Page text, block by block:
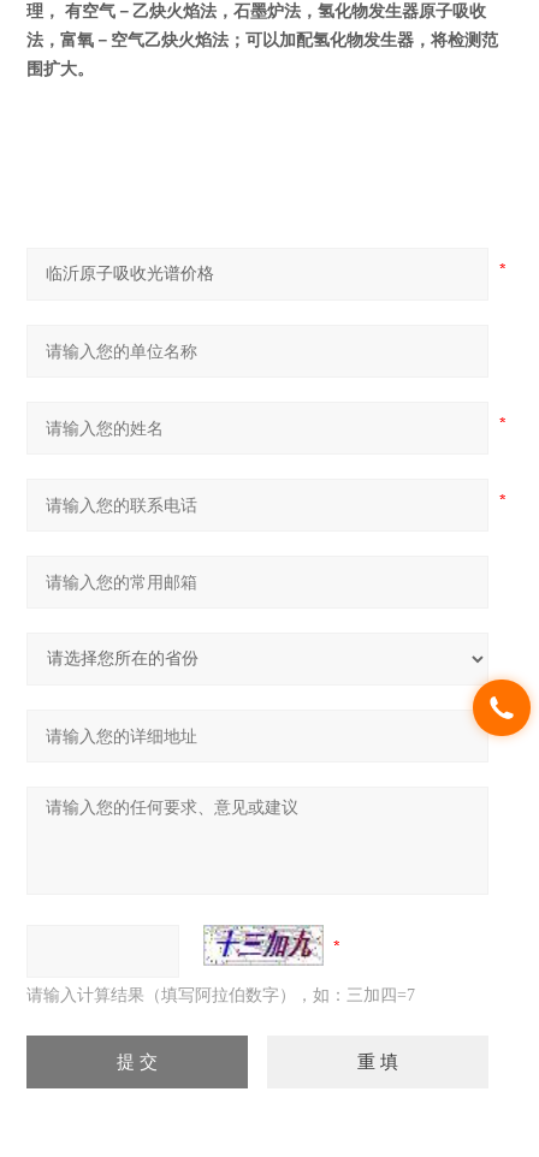
理，
有空气－乙炔火焰法，石墨炉法，氢化物发生器原子吸收
法，富氧－空气乙炔火焰法；可以加配氢化物发生器，将检测范
围扩大。
请输入计算结果（填写阿拉伯数字），如：三加四=7